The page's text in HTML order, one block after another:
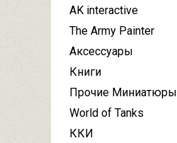
AK interactive
The Army Painter
Аксессуары
Книги
Прочие Миниатюры
World of Tanks
ККИ